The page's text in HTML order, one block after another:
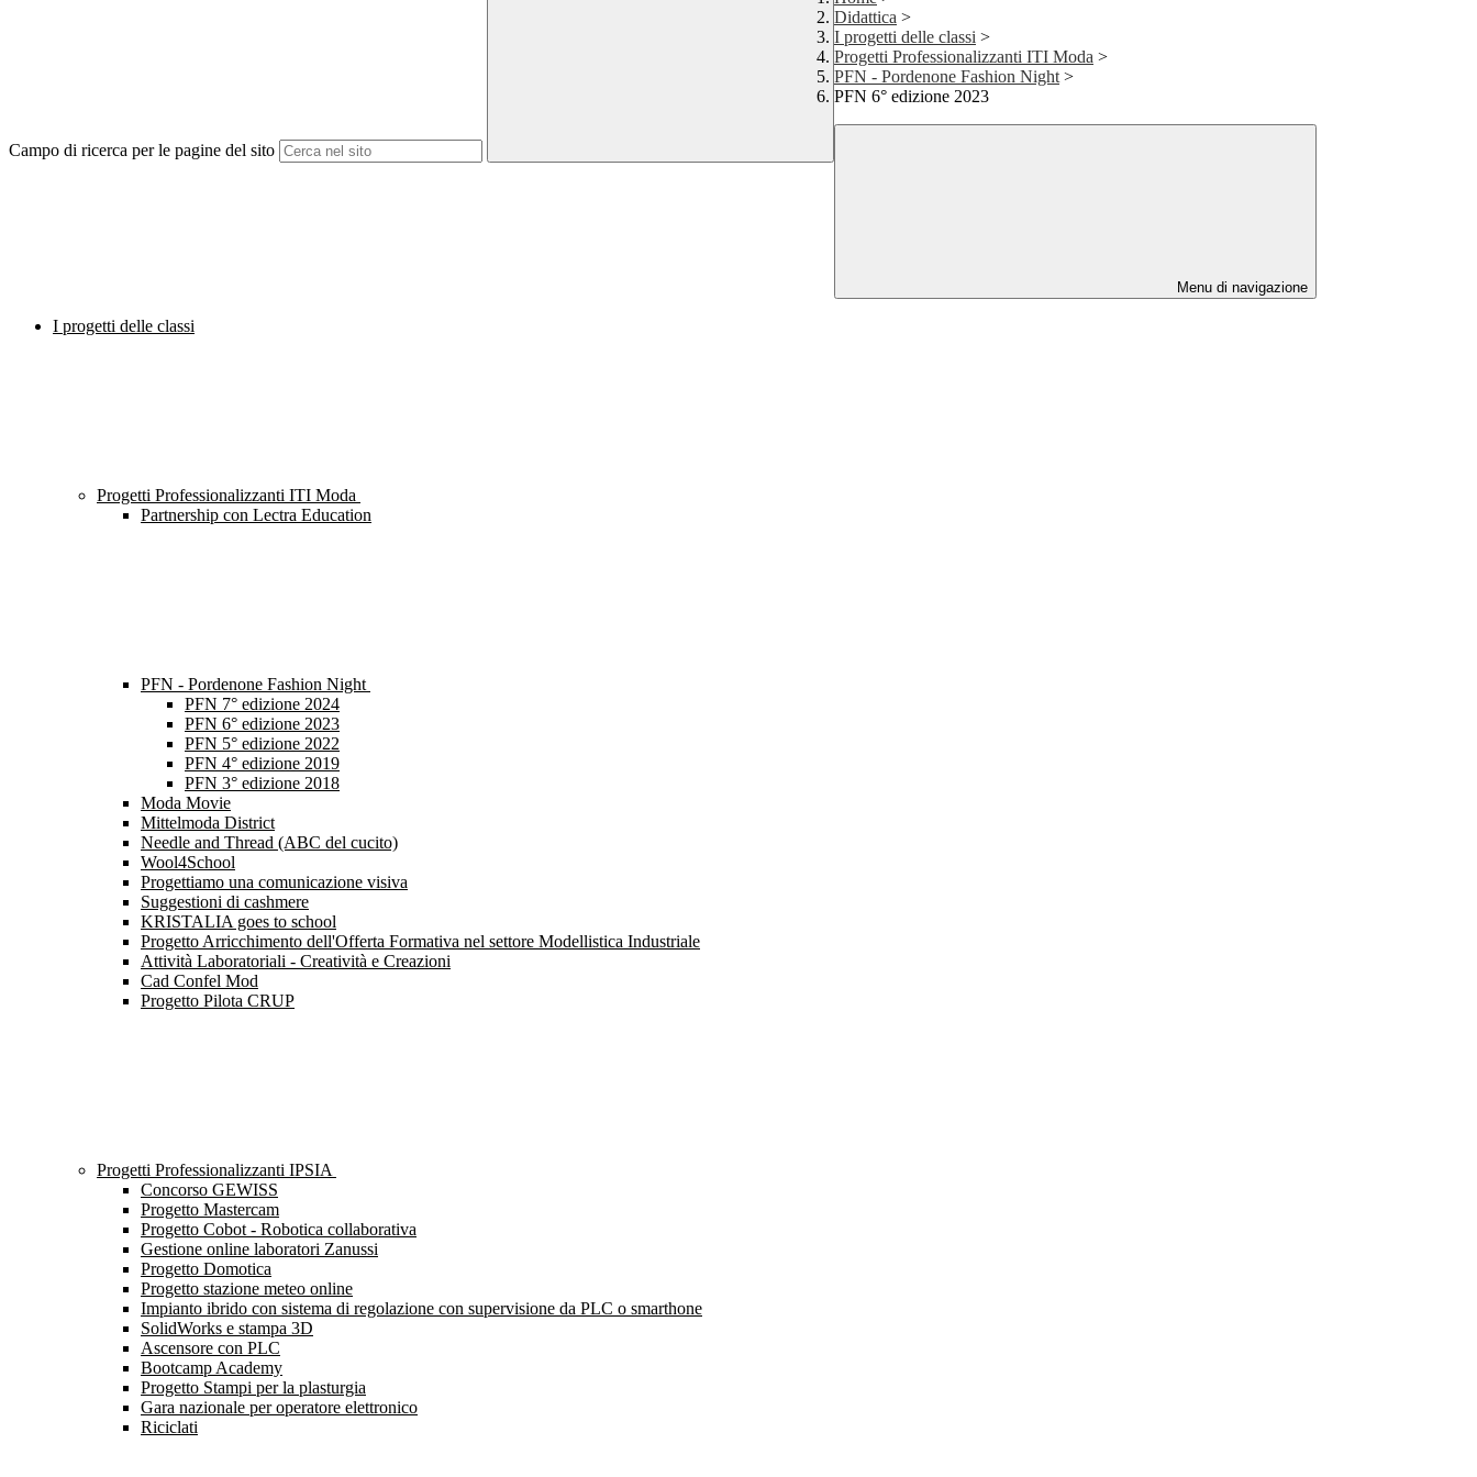
Campo di ricerca per le pagine del sito
Didattica >
I progetti delle classi >
Progetti Professionalizzanti ITI Moda >
PFN - Pordenone Fashion Night >
PFN 6° edizione 2023
Menu di navigazione
I progetti delle classi
Progetti Professionalizzanti ITI Moda
Partnership con Lectra Education
PFN - Pordenone Fashion Night
PFN 7° edizione 2024
PFN 6° edizione 2023
PFN 5° edizione 2022
PFN 4° edizione 2019
PFN 3° edizione 2018
Moda Movie
Mittelmoda District
Needle and Thread (ABC del cucito)
Wool4School
Progettiamo una comunicazione visiva
Suggestioni di cashmere
KRISTALIA goes to school
Progetto Arricchimento dell'Offerta Formativa nel settore Modellistica Industriale
Attività Laboratoriali - Creatività e Creazioni
Cad Confel Mod
Progetto Pilota CRUP
Progetti Professionalizzanti IPSIA
Concorso GEWISS
Progetto Mastercam
Progetto Cobot - Robotica collaborativa
Gestione online laboratori Zanussi
Progetto Domotica
Progetto stazione meteo online
Impianto ibrido con sistema di regolazione con supervisione da PLC o smarthone
SolidWorks e stampa 3D
Ascensore con PLC
Bootcamp Academy
Progetto Stampi per la plasturgia
Gara nazionale per operatore elettronico
Riciclati